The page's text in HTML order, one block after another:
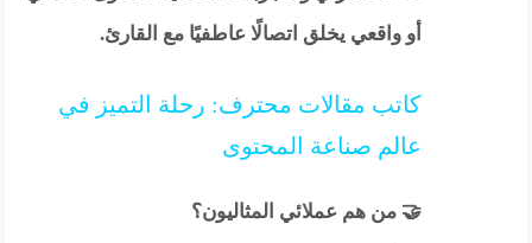
أو واقعي يخلق اتصالًا عاطفيًا مع القارئ.
كاتب مقالات محترف: رحلة التميز في
عالم صناعة المحتوى
🤝 من هم عملائي المثاليون؟